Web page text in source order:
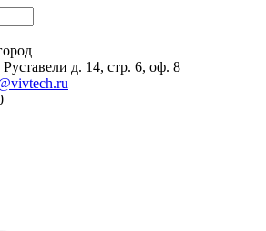
д. 14, стр. 6, оф. 8